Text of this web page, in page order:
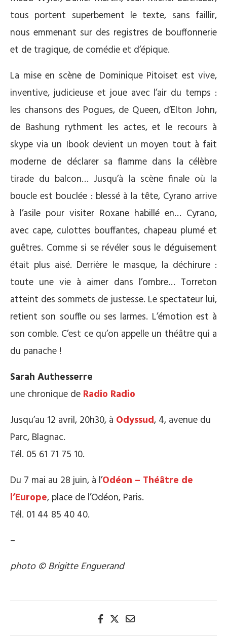
tous portent superbement le texte, sans faillir,
nous emmenant sur des registres de bouffonnerie
et de tragique, de comédie et d’épique.
La mise en scène de Dominique Pitoiset est vive,
inventive, judicieuse et joue avec l’air du temps :
les chansons des Pogues, de Queen, d’Elton John,
de Bashung rythment les actes, et le recours à
skype via un Ibook devient un moyen tout à fait
moderne de déclarer sa flamme dans la célèbre
tirade du balcon… Jusqu’à la scène finale où la
boucle est bouclée : blessé à la tête, Cyrano arrive
à l’asile pour visiter Roxane habillé en… Cyrano,
avec cape, culottes bouffantes, chapeau plumé et
guêtres. Comme si se révéler sous le déguisement
était plus aisé. Derrière le masque, la déchirure :
toute une vie à aimer dans l’ombre… Torreton
atteint des sommets de justesse. Le spectateur lui,
retient son souffle ou ses larmes. L’émotion est à
son comble. C’est ce qu’on appelle un théâtre qui a
du panache !
Sarah Authesserre
une chronique de Radio Radio
Jusqu’au 12 avril, 20h30, à Odyssud, 4, avenue du
Parc, Blagnac.
Tél. 05 61 71 75 10.
Du 7 mai au 28 juin, à l’Odéon – Théâtre de
l’Europe, place de l’Odéon, Paris.
Tél. 01 44 85 40 40.
–
photo © Brigitte Enguerand